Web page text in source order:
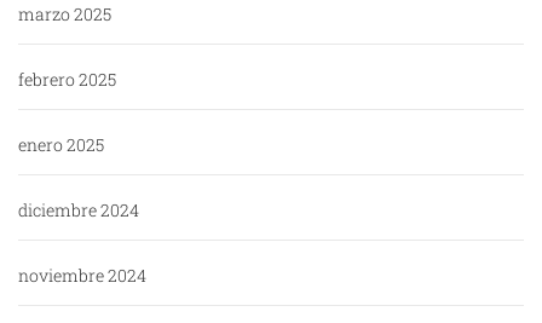
marzo 2025
febrero 2025
enero 2025
diciembre 2024
noviembre 2024